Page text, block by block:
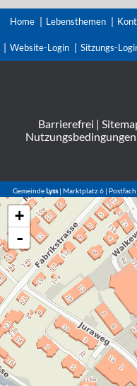
Home Lebensthemen
Website-Login Sitzungs-
Barrierefrei |
GemeindeLyss| Marktplatz 6 | Postfach